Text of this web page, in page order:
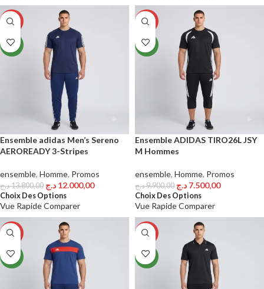
-13%
NEW
Ensemble adidas Men’s Sereno
AEROREADY 3-Stripes
ensemble, Homme, Promos
13.800,00د.ج 12.000,00 د.ج
Choix Des Options
Vue RapideComparer
-24%
NEW
Ensemble ADIDAS TIRO26L JSY
M Hommes
ensemble, Homme, Promos
9.900,00د.ج 7.500,00 د.ج
Choix Des Options
Vue RapideComparer
-14%
NEW
-24%
NEW